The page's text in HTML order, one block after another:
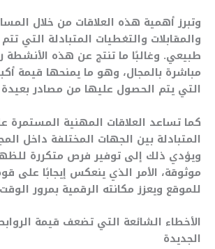
وتبرز أهمية هذه العلاقات من خلال
والمقابلات والتغطيات المتبادلة التي
طبيعي. وغالبًا ما تنتج عن هذه الأنشطة
مباشرة بالمجال، وهو ما يمنحها قيمة
التي يتم الحصول عليها من مصادر
كما تساعد العلاقات المهنية المستمرة
المتبادلة بين الجهات المختلفة داخل
ويؤدي ذلك إلى توفير فرص متكررة
موثوقة، الأمر الذي ينعكس إيجابًا على
للموقع ويعزز مكانته الرقمية بمرور
الأخطاء الشائعة التي تضعف قيمة
الجديدة